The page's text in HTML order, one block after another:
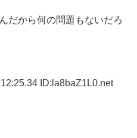
だから何の問題もないだろ
ID:la8baZ1L0.net